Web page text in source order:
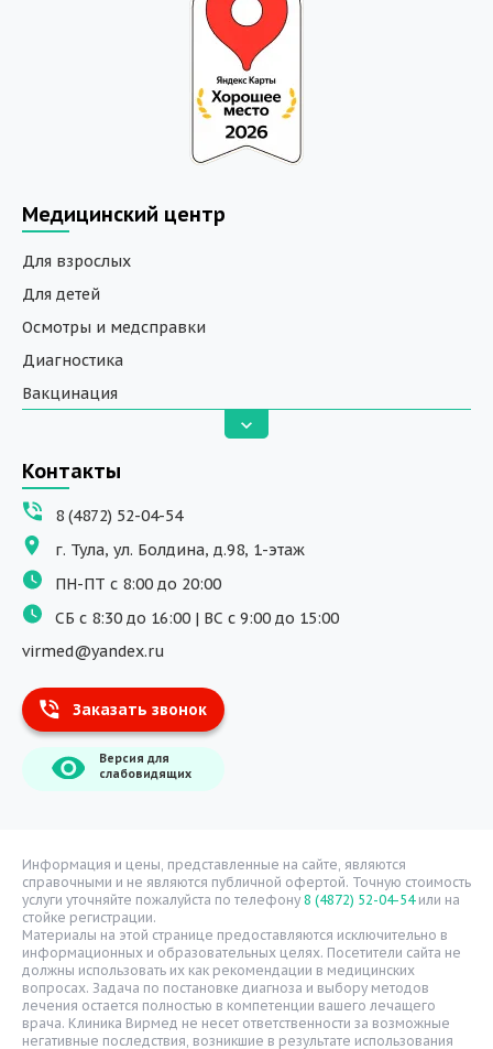
Медицинский центр
Для взрослых
Для детей
Осмотры и медсправки
Диагностика
Вакцинация
Вызов на дом
ДНК исследования
Программы обучения
Физиотерапия
ДМС
Массаж
Тест на хеликобактер
Информация
О компании
Расписание врачей
Надзорные органы
Статьи
Вопрос-ответ
Видео
Вакансии
Контакты
8 (4872) 52-04-54
г. Тула, ул. Болдина, д.98, 1-этаж
ПН-ПТ с 8:00 до 20:00
СБ с 8:30 до 16:00 | ВС с 9:00 до 15:00
virmed@yandex.ru
Заказать звонок
Версия для
слабовидящих
Информация и цены, представленные на сайте, являются
справочными и не являются публичной офертой. Точную стоимость
услуги уточняйте пожалуйста по телефону 8 (4872) 52-04-54или на
стойке регистрации.
Материалы на этой странице предоставляются исключительно в
информационных и образовательных целях. Посетители сайта не
должны использовать их как рекомендации в медицинских
вопросах. Задача по постановке диагноза и выбору методов
лечения остается полностью в компетенции вашего лечащего
врача. Клиника Вирмед не несет ответственности за возможные
негативные последствия, возникшие в результате использования